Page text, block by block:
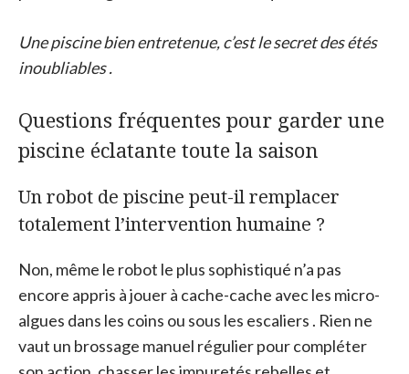
Une piscine bien entretenue, c’est le secret des étés
inoubliables .
Questions fréquentes pour garder une
piscine éclatante toute la saison
Un robot de piscine peut-il remplacer
totalement l’intervention humaine ?
Non, même le robot le plus sophistiqué n’a pas
encore appris à jouer à cache-cache avec les micro-
algues dans les coins ou sous les escaliers . Rien ne
vaut un brossage manuel régulier pour compléter